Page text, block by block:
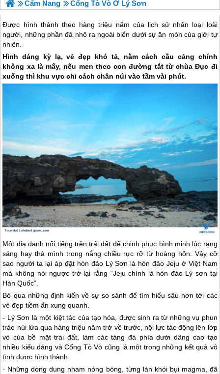
Cẩm Nang Cổng Tò Vò Ở Lý Sơn
Được hình thành theo hàng triệu năm của lịch sử nhân loại loài
người, những phần đá nhô ra ngoài biển dưới sự ăn mòn của giới tự
nhiên.
Hình dáng kỳ lạ, vẻ đẹp khó tả, nằm cách cầu cảng chính
không xa là mấy, nếu men theo con đường tắt từ chùa Đục đi
xuống thì khu vực chỉ cách chân núi vào tầm vài phút.
Một địa danh nổi tiếng trên trái đất để chinh phục bình minh lúc rạng
sáng hay thả mình trong nắng chiều rực rỡ từ hoàng hôn. Vậy cỡ
sao người ta lại áp đặt hòn đảo Lý Sơn là hòn đảo Jeju ở Việt Nam
mà không nói ngược trở lại rằng “Jeju chính là hòn đảo Lý sơn tại
Hàn Quốc”.
Bỏ qua những định kiến về sự so sánh để tìm hiểu sâu hơn tới các
vẻ đẹp tiềm ẩn xung quanh.
- Lý Sơn là một kiệt tác của tạo hóa, được sinh ra từ những vụ phun
trào núi lửa qua hàng triệu năm trở về trước, nội lực tác động lên lớp
vỏ của bề mặt trái đất, làm các tảng đá phía dưới dâng cao tạo
nhiều kiểu dáng và Cổng Tò Vò cũng là một trong những kết quả vô
tình được hình thành.
- Những dòng dung nham nóng bỏng, từng làn khói bụi magma, đã